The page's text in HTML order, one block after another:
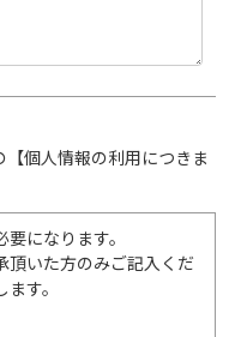
個人情報の利用につきま
になります。
頂いた方のみご記入くだ
す。